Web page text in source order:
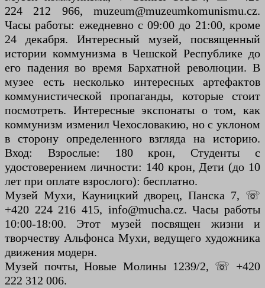
224 212 966, muzeum@muzeumkomunismu.cz.
Часы работы: ежедневно с 09:00 до 21:00, кроме
24 декабря. Интересный музей, посвященный
истории коммунизма в Чешской Республике до
его падения во время Бархатной революции. В
музее есть несколько интересных артефактов
коммунистической пропаганды, которые стоит
посмотреть. Интересные экспонаты о том, как
коммунизм изменил Чехословакию, но с уклоном
в сторону определенного взгляда на историю.
Вход: Взрослые: 180 крон, Студенты с
удостоверением личности: 140 крон, Дети (до 10
лет при оплате взрослого): бесплатно.
Музей Мухи, Кауницкий дворец, Панска 7, ☏
+420 224 216 415, info@mucha.cz. Часы работы
10:00-18:00. Этот музей посвящен жизни и
творчеству Альфонса Мухи, ведущего художника
движения модерн.
Музей почты, Новые Молины 1239/2, ☏ +420
222 312 006.